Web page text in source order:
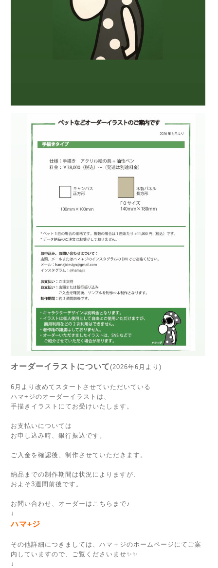
オーダーイラストについて(2026年6月より)
6月より改めてスタートさせていただいている
ハマ+ジのオーダーイラストは、
手描きイラストにてお受けいたします。
お支払いについては
お申し込み時、銀行振込です。
ご入金を確認後、制作させていただきます。
納品までの制作期間は状況によりますが、
およそ3週間前後です。
お問い合わせ、オーダーはこちらまで♪
↓
ハマ+ジ
その他詳細につきましては、ハマ＋ジのホームページにてご案
内していますので、ご覧くださいませ✨✨
↓